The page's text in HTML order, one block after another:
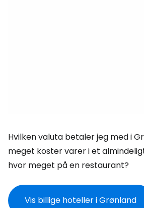
Hvilken valuta betaler jeg med i
meget koster varer i et
hvor meget på en restaurant?
Vis billige hoteller i Grønland